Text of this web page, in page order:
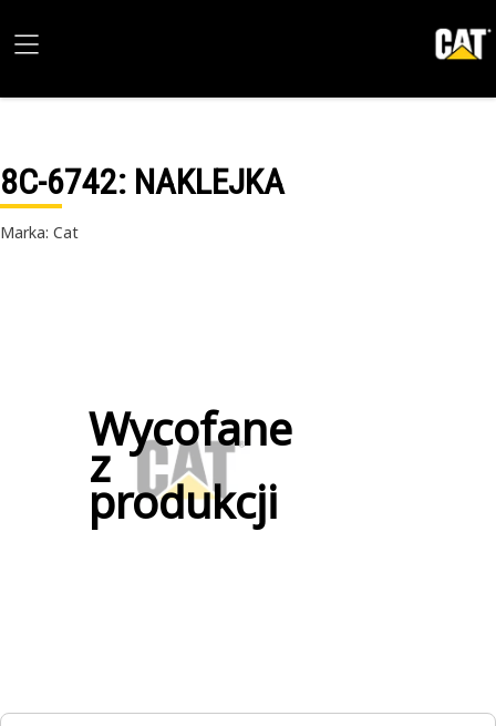
8C-6742: NAKLEJKA
Marka: Cat
Wycofane
z
produkcji